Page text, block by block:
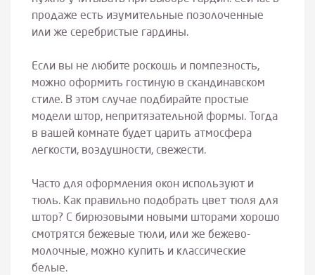
продаже есть изумительные позолоченные
или же серебристые гардины.
Если вы не любите роскошь и помпезность,
можно оформить гостиную в скандинавском
стиле. В этом случае подбирайте простые
модели штор, непритязательной формы. Тогда
в вашей комнате будет царить атмосфера
легкости, воздушности, свежести.
Часто для оформления окон используют и
тюль. Как правильно подобрать цвет тюля для
штор? С бирюзовыми новыми шторами хорошо
смотрятся бежевые тюли, или же бежево-
молочные, можно купить и классические
белые.